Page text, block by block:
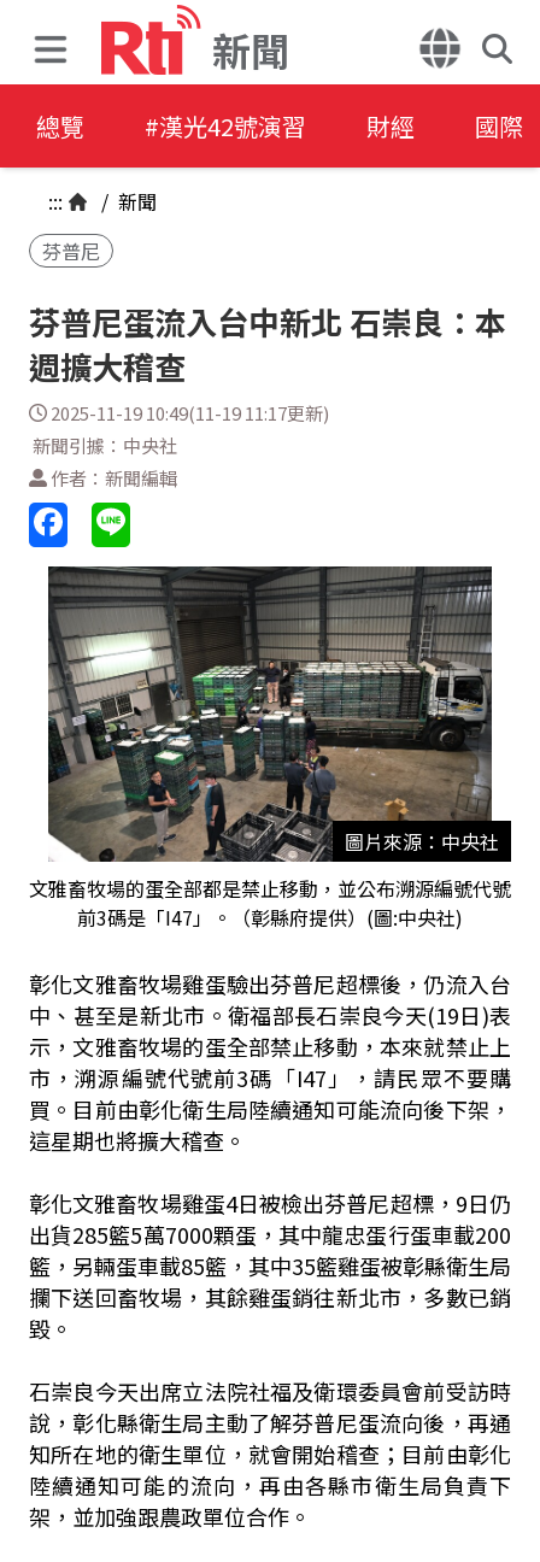
新聞
總覽 #漢光42號演習 財經 國際
::: / 新聞
芬普尼
芬普尼蛋流入台中新北 石崇良：本
週擴大稽查
2025-11-19 10:49(11-19 11:17更新)
新聞引據：中央社
作者：新聞編輯
圖片來源：中央社
文雅畜牧場的蛋全部都是禁止移動，並公布溯源編號代號
前3碼是「I47」。（彰縣府提供）(圖:中央社)
彰化文雅畜牧場雞蛋驗出芬普尼超標後，仍流入台
中、甚至是新北市。衛福部長石崇良今天(19日)表
示，文雅畜牧場的蛋全部禁止移動，本來就禁止上
市，溯源編號代號前3碼「I47」，請民眾不要購
買。目前由彰化衛生局陸續通知可能流向後下架，
這星期也將擴大稽查。
彰化文雅畜牧場雞蛋4日被檢出芬普尼超標，9日仍
出貨285籃5萬7000顆蛋，其中龍忠蛋行蛋車載200
籃，另輛蛋車載85籃，其中35籃雞蛋被彰縣衛生局
攔下送回畜牧場，其餘雞蛋銷往新北市，多數已銷
毀。
石崇良今天出席立法院社福及衛環委員會前受訪時
說，彰化縣衛生局主動了解芬普尼蛋流向後，再通
知所在地的衛生單位，就會開始稽查；目前由彰化
陸續通知可能的流向，再由各縣市衛生局負責下
架，並加強跟農政單位合作。